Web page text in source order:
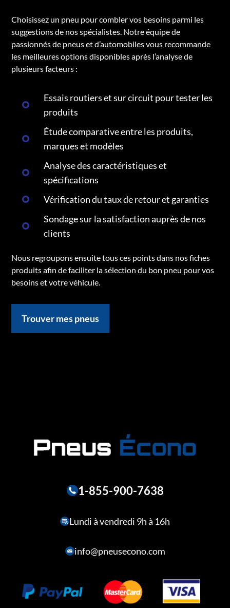
Choisissez un pneu pour combler vos besoins parmi les
suggestions de nos spécialistes. Notre équipe de
passionnés de pneus et d’automobiles vous recommande
les meilleures options disponibles après l’analyse de
plusieurs facteurs :
Essais routiers et sur circuit pour tester les
produits
Étude comparative entre les produits,
marques et modèles
Analyse des caractéristiques et
spécifications
Vérification du taux de retour et garanties
Sondage sur la satisfaction auprès de nos
clients
Nous regroupons ensuite tous ces points dans nos fiches
produits afin de faciliter la sélection du bon pneu pour vos
besoins et votre véhicule.
Trouver mes pneus
1-855-900-7638
Lundi à vendredi 9h à 16h
info@pneusecono.com